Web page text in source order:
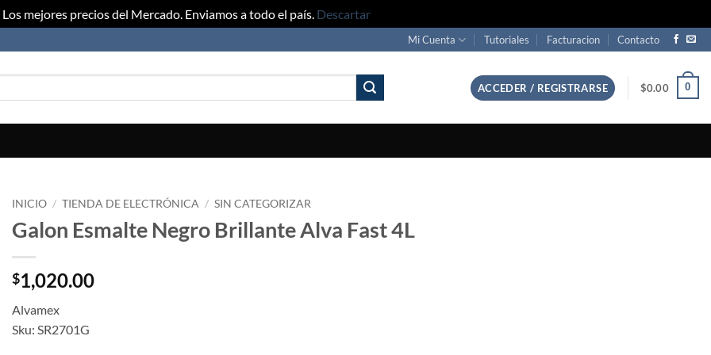
Los mejores precios del Mercado. Enviamos a todo el país. Descartar
Mi Cuenta Tutoriales Facturacion Contacto
ACCEDER / REGISTRARSE $0.00 0
INICIO / TIENDA DE ELECTRÓNICA / SIN CATEGORIZAR
Galon Esmalte Negro Brillante Alva Fast 4L
$1,020.00
Alvamex
Sku: SR2701G